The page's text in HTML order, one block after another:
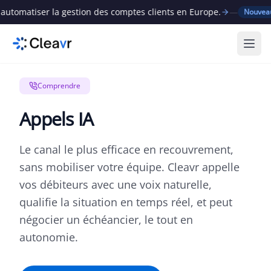
la gestion des comptes clients en Europe. — Nouveau
Comprendre
Appels IA
Le canal le plus efficace en recouvrement,
sans mobiliser votre équipe. Cleavr appelle
vos débiteurs avec une voix naturelle,
qualifie la situation en temps réel, et peut
négocier un échéancier, le tout en
autonomie.